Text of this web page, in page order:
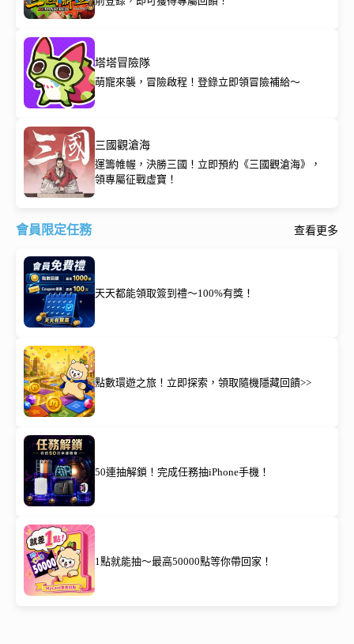
塔塔冒險隊
萌寵來襲，冒險啟程！登錄立即領冒險補給～
三國觀滄海
運籌帷幄，決勝三國！立即預約《三國觀滄海》，
領專屬征戰虛寶！
會員限定任務 查看更多
天天都能領取簽到禮～100%有獎！
點數環遊之旅！立即探索，領取隨機隱藏回饋>>
50連抽解鎖！完成任務抽iPhone手機！
1點就能抽～最高50000點等你帶回家！